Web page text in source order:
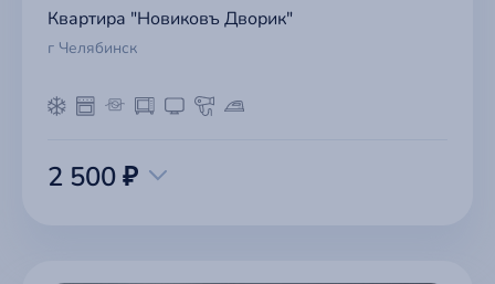
Квартира "Новиковъ Дворик"
г Челябинск
2 500 ₽